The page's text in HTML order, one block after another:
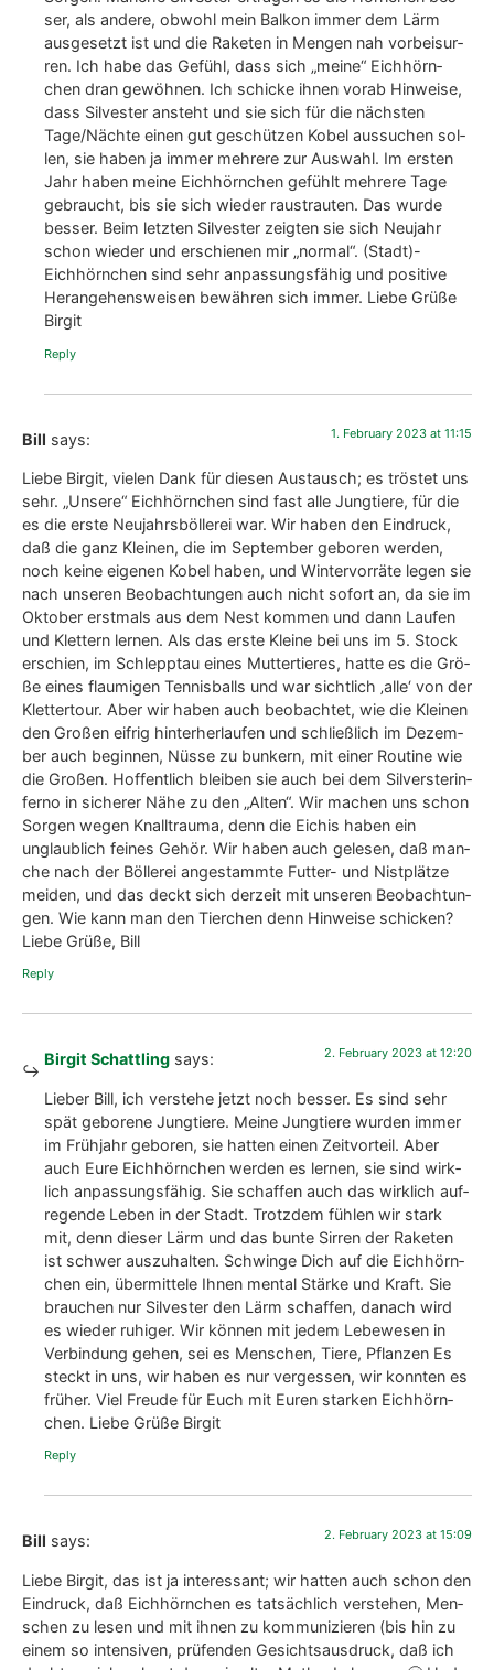
Birgit Schattling says: 4. May 2020 at 03:05
Das freut mich. Sie sind ein­fach ent­zü­ckend. Söhn­chen
und ich ste­hen oft gemein­sam hin­ter der Fens­ter­schei­be
und beob­ach­ten. Es ist so schön, oft rich­tig lus­tig. Am
Anfang waren sie noch tap­sig und konn­ten sich schlecht
hal­ten. Nun sind sie bes­te Klet­te­rer gewor­den. Lie­be
Grüs­se Bir­git
Rep­ly
Bill says:
Hal­lo, total inspi­rie­rend, Dei­ne Erfah­run­gen! Wir woh­nen zu
hörn­chen, die sich nicht nur Nüs­se holen, son­dern trotz des
ge­zo­gen) oben in der Dach­ga­bel ger­ne ein Nicker­chen
machen. Fra­ge: Wie haben Eure Eich­hörn­chen die Sil­ves­ter­
b­öl­le­rei in der Stadt aus­ge­hal­ten? Für unse­re muß es der
Hor­ror gewe­sen sein. Die meis­ten blie­ben danach tage-/
wochen­lang weg, die weni­gen, die sich am 1. Janu­ar hoch­
trau­ten, zit­ter­ten und waren hyper­ner­vös, und eines, ein
ganz Jun­ges, ver­mis­sen wir immer noch. Irgend­ei­ne Idee,
wie man die klei­nen Tie­re schüt­zen kann?
Rep­ly
Birgit says: 31. Janu­ary 2023 at 04:57
Lie­ber Bill! Ich füh­le mit, ich mache mir wegen dem Lärm
und den sprü­hen­den Rake­ten auch immer (berech­tig­te)
Sor­gen. Man­che Sil­ves­ter ertra­gen es die Hörn­chen bes­
ser, als ande­re, obwohl mein Bal­kon immer dem Lärm
aus­ge­setzt ist und die Rake­ten in Men­gen nah vor­bei­sur­
ren. Ich habe das Gefühl, dass sich „mei­ne“ Eich­hörn­
chen dran gewöh­nen. Ich schi­cke ihnen vor­ab Hin­wei­se,
dass Sil­ves­ter ansteht und sie sich für die nächs­ten
len, sie haben ja immer meh­re­re zur Aus­wahl. Im ers­ten
gebraucht, bis sie sich wie­der raus­trau­ten. Das wur­de
schon wie­der und erschie­nen mir „nor­mal“. (Stadt)-
Eichhörnchen sind sehr anpas­sungs­fä­hig und posi­ti­ve
Her­an­ge­hens­wei­sen bewäh­ren sich immer. Lie­be Grü­ße
Bir­git
Rep­ly
Bill says: 1. Febru­ary 2023 at 11:15
Lie­be Bir­git, vie­len Dank für die­sen Aus­tausch; es trös­tet uns
sehr. „Unse­re“ Eich­hörn­chen sind fast alle Jung­tie­re, für die
es die ers­te Neu­jahrs­böl­le­rei war. Wir haben den Ein­druck,
daß die ganz Klei­nen, die im Sep­tem­ber gebo­ren wer­den,
noch kei­ne eige­nen Kobel haben, und Win­ter­vor­rä­te legen sie
nach unse­ren Beob­ach­tun­gen auch nicht sofort an, da sie im
und Klet­tern ler­nen. Als das ers­te Klei­ne bei uns im 5. Stock
ße eines flau­mi­gen Ten­nis­balls und war sicht­lich ‚alle‘ von der
den Gro­ßen eif­rig hin­ter­her­lau­fen und schließ­lich im Dezem­
ber auch begin­nen, Nüs­se zu bun­kern, mit einer Rou­ti­ne wie
die Gro­ßen. Hof­fent­lich blei­ben sie auch bei dem Sil­vers­ter­in­
fer­no in siche­rer Nähe zu den „Alten“. Wir machen uns schon